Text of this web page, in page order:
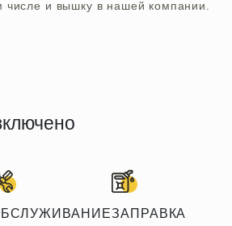
числе и вышку в нашей компании.
ЗАПРАВКА